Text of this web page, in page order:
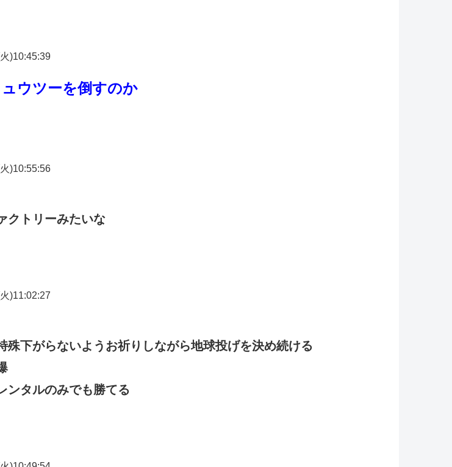
)10:45:39
ウツーを倒すのか
)10:55:56
クトリーみたいな
)11:02:27
殊下がらないようお祈りしながら地球投げを決め続ける
ンタルのみでも勝てる